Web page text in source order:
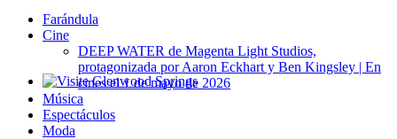
Glenwood Springs - Bello y Encantador
Farándula
Cine
DEEP WATER de Magenta Light Studios,
protagonizada por Aaron Eckhart y Ben Kingsley | En
cines el 1 de mayo de 2026
Música
Espectáculos
Moda